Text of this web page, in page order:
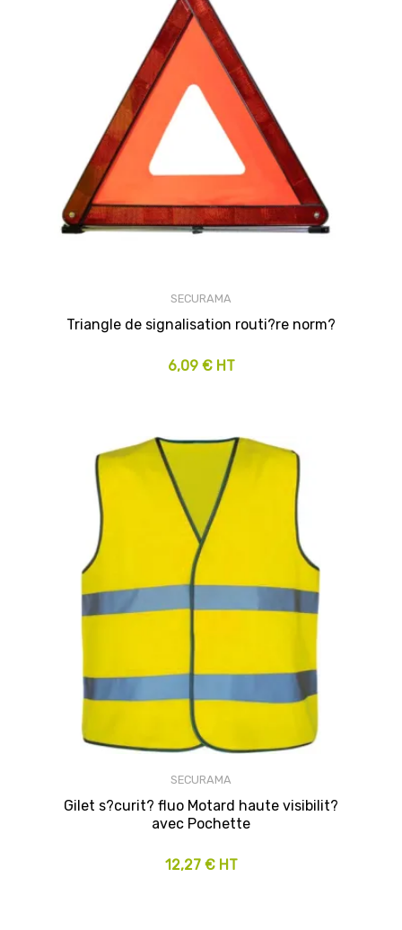
SECURAMA
Triangle de signalisation routi?re norm?
6,09 € HT
SECURAMA
Gilet s?curit? fluo Motard haute visibilit?
avec Pochette
12,27 € HT